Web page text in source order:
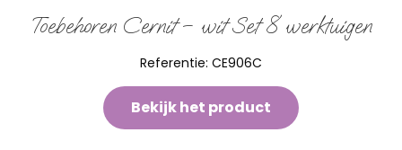
Toebehoren Cernit – wit Set 8 werktuigen
Referentie: CE906C
Bekijk het product